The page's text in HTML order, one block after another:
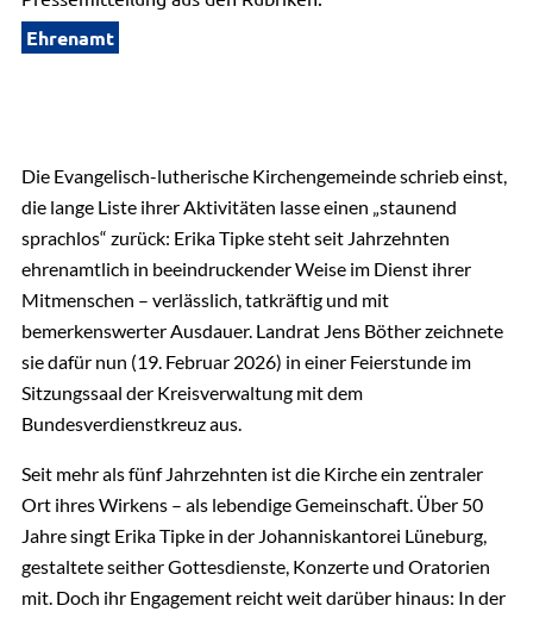
Ehrenamt
Die Evangelisch-lutherische Kirchengemeinde schrieb einst,
die lange Liste ihrer Aktivitäten lasse einen „staunend
sprachlos“ zurück: Erika Tipke steht seit Jahrzehnten
ehrenamtlich in beeindruckender Weise im Dienst ihrer
Mitmenschen – verlässlich, tatkräftig und mit
bemerkenswerter Ausdauer. Landrat Jens Böther zeichnete
sie dafür nun (19. Februar 2026) in einer Feierstunde im
Sitzungssaal der Kreisverwaltung mit dem
Bundesverdienstkreuz aus.
Seit mehr als fünf Jahrzehnten ist die Kirche ein zentraler
Ort ihres Wirkens – als lebendige Gemeinschaft. Über 50
Jahre singt Erika Tipke in der Johanniskantorei Lüneburg,
gestaltete seither Gottesdienste, Konzerte und Oratorien
mit. Doch ihr Engagement reicht weit darüber hinaus: In der